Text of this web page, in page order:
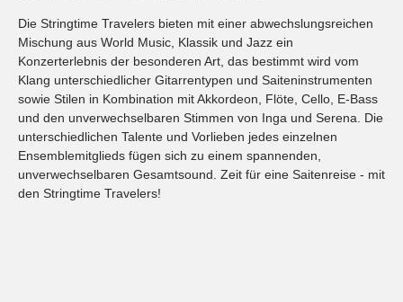
Die Stringtime Travelers bieten mit einer abwechslungsreichen
Mischung aus World Music, Klassik und Jazz ein
Konzerterlebnis der besonderen Art, das bestimmt wird vom
Klang unterschiedlicher Gitarrentypen und Saiteninstrumenten
sowie Stilen in Kombination mit Akkordeon, Flöte, Cello, E-Bass
und den unverwechselbaren Stimmen von Inga und Serena. Die
unterschiedlichen Talente und Vorlieben jedes einzelnen
Ensemblemitglieds fügen sich zu einem spannenden,
unverwechselbaren Gesamtsound. Zeit für eine Saitenreise - mit
den Stringtime Travelers!